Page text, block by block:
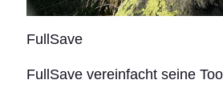
FullSave
FullSave vereinfacht seine